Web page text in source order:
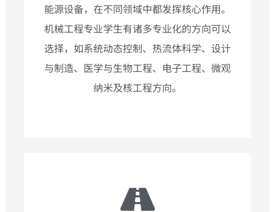
能源设备，在不同领域中都发挥核心作用。
机械工程专业学生有诸多专业化的方向可以
选择，如系统动态控制、热流体科学、设计
与制造、医学与生物工程、电子工程、微观
纳米及核工程方向。